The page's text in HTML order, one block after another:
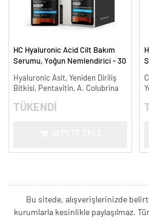
HC Hyaluronic Acid Cilt Bakım
Serumu, Yoğun Nemlendirici - 30
Hyaluronic Asit, Yeniden Diriliş
Bitkisi, Pentavitin, A. Colubrina
TÜKENDİ
Bu sitede, alışverişlerinizde
kurumlarla kesinlikle paylaşılmaz.